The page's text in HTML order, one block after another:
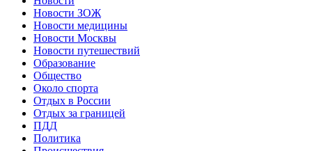
Новости ЗОЖ
Новости медицины
Новости Москвы
Новости путешествий
Образование
Общество
Около спорта
Отдых в России
Отдых за границей
ПДД
Политика